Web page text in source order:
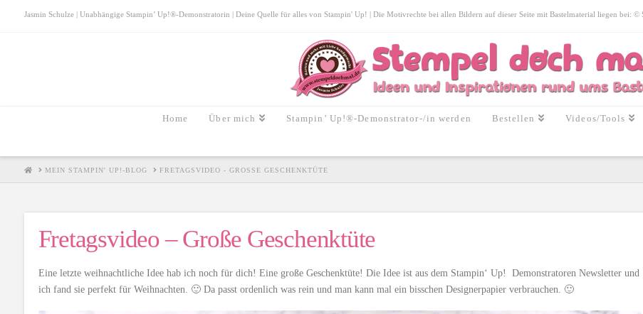
Jasmin Schulze | Unabhängige Stampin’ Up!®-Demonstratorin | Deine Quelle für alles von Stampin' Up! | Die Motivrechte bei allen Bildern auf dieser Seite mit Bastelmaterial liegen bei: ©
Home Über mich Stampin’ Up!®-Demonstrator-/in werden Bestellen Videos/Tools
HOMEMEIN STAMPIN' UP!-BLOG FRETAGSVIDEO - GROSSE GESCHENKTÜTE
Fretagsvideo – Große Geschenktüte
Eine letzte weihnachtliche Idee hab ich noch für dich! Eine große Geschenktüte! Die Idee ist aus dem Stampin‘ Up! Demonstratoren Newsletter und
ich fand sie perfekt für Weihnachten. 🙂 Da passt ordenlich was rein und man kann mal ein bisschen Designerpapier verbrauchen. 🙂